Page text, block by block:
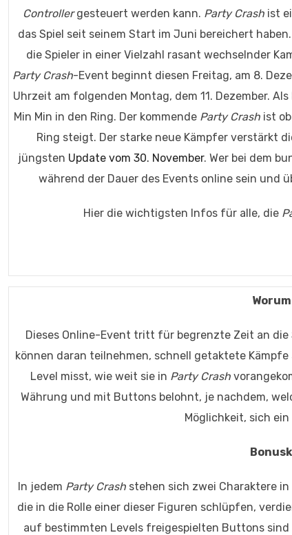
Controllergesteuert werden kann. Party Crashist
das Spiel seit seinem Start im Juni bereichert
die Spieler in einer Vielzahl rasant wechselnder
Party Crash-Event beginnt diesen Freitag, am 8.
Uhrzeit am folgenden Montag, dem 11. Dezember.
Min Min in den Ring. Der kommende Party Crash ist
Ring steigt. Der starke neue Kämpfer verstärkt
jüngsten Update vom 30. November. Wer bei dem
während der Dauer des Events online sein und
Hier die wichtigsten Infos für alle, die
Dieses Online-Event tritt für begrenzte Zeit an die
können daran teilnehmen, schnell getaktete
Level misst, wie weit sie in Party Crash
Währung und mit Buttons belohnt, je nachdem,
Möglichkeit, sich
In jedem Party Crashstehen sich zwei Charaktere in
die in die Rolle einer dieser Figuren schlüpfen,
auf bestimmten Levels freigespielten Buttons